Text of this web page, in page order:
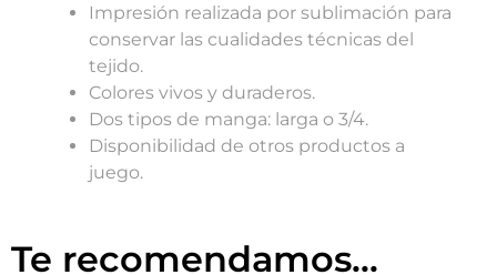
Impresión realizada por sublimación para
conservar las cualidades técnicas del
tejido.
Colores vivos y duraderos.
Dos tipos de manga: larga o 3/4.
Disponibilidad de otros productos a
juego.
Te recomendamos...